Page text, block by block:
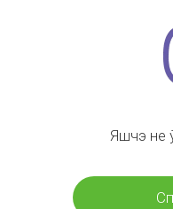
Яшчэ не